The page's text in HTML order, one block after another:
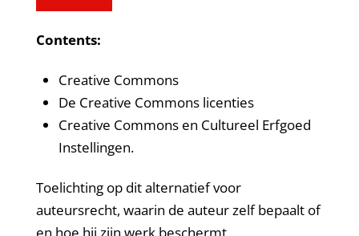
Contents:
Creative Commons
De Creative Commons licenties
Creative Commons en Cultureel Erfgoed
Instellingen.
Toelichting op dit alternatief voor
auteursrecht, waarin de auteur zelf bepaalt of